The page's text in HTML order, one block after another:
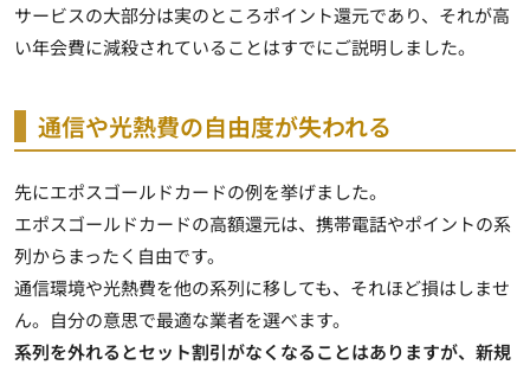
サービスの大部分は実のところポイント還元であり、それが高
い年会費に減殺されていることはすでにご説明しました。
通信や光熱費の自由度が失われる
先にエポスゴールドカードの例を挙げました。
エポスゴールドカードの高額還元は、携帯電話やポイントの系
列からまったく自由です。
通信環境や光熱費を他の系列に移しても、それほど損はしませ
ん。自分の意思で最適な業者を選べます。
系列を外れるとセット割引がなくなることはありますが、新規